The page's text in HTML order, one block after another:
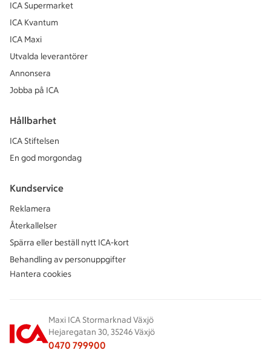
ICA Supermarket
ICA Kvantum
ICA Maxi
Utvalda leverantörer
Annonsera
Jobba på ICA
Hållbarhet
ICA Stiftelsen
En god morgondag
Kundservice
Reklamera
Återkallelser
Spärra eller beställ nytt ICA-kort
Behandling av personuppgifter
Hantera cookies
Maxi ICA Stormarknad Växjö
Hejaregatan 30, 35246 Växjö
0470 799900